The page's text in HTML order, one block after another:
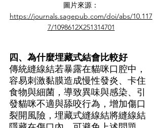
圖片來源：
https://journals.sagepub.com/doi/abs/10.117
7/1098612X251314701
四、為什麼埋藏式結會比較好
傳統縫線結若暴露在貓咪口腔中，
容易刺激黏膜造成慢性發炎、卡住
食物與細菌，導致異味與感染、引
發貓咪不適與舔咬行為，增加傷口
裂開風險，埋藏式縫線結將縫線結